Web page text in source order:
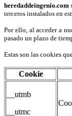
heredaddeingenio.com
terceros instalados en
Por ello, al acceder a
pasado un plazo de
Estas son las cookies
Cookie
__utmb
__utmc